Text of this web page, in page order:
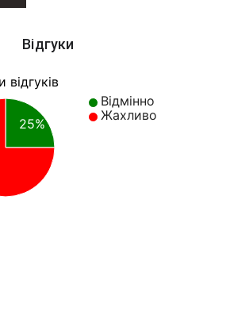
Відгуки
відгуків
Відмінно
Жахливо
25%